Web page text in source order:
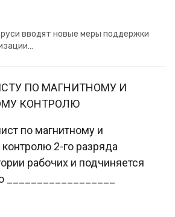
вводят новые меры поддержки
ПО МАГНИТНОМУ И
КОНТРОЛЮ
по магнитному и
2-го разряда
рабочих и подчиняется
__________________